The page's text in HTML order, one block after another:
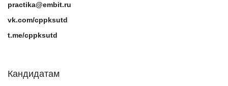
practika@embit.ru
vk.com/cppksutd
t.me/cppksutd
Кандидатам